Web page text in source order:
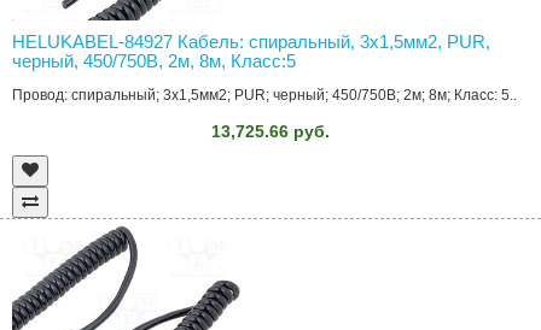
HELUKABEL-84927 Кабель: спиральный, 3x1,5мм2, PUR,
черный, 450/750В, 2м, 8м, Класс:5
Провод: спиральный; 3x1,5мм2; PUR; черный; 450/750В; 2м; 8м; Класс: 5..
13,725.66 руб.